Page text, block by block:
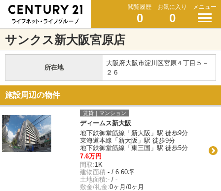
閲覧履歴
0
お気に入り
0
メニュー
サンクス新大阪宮原店
所在地
大阪府大阪市淀川区宮原４丁目５－
２６
施設周辺の物件
賃貸｜マンション
ディームス新大阪
地下鉄御堂筋線「新大阪」駅 徒歩9分
東海道本線「新大阪」駅 徒歩9分
地下鉄御堂筋線「東三国」駅 徒歩5分
7.6万円
間取:1K
建物面積:- / 6.60坪
土地面積:- / -
敷金/礼金:0ヶ月/0ヶ月